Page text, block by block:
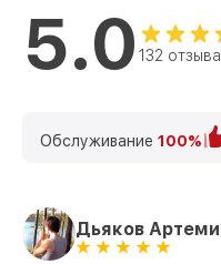
5.0 132
Обслуживание 100%
Дьяков